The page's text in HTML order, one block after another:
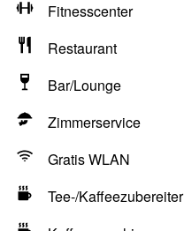
Fitnesscenter
Restaurant
Bar/Lounge
Zimmerservice
Gratis WLAN
Tee-/Kaffeezubereiter